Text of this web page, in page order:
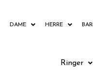
DAME HERRE
Ringer